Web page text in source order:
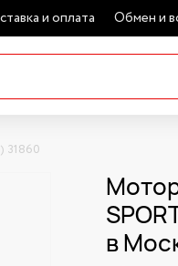
и оплата Обмен и
31860
в